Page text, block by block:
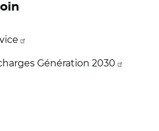
Génération 2030